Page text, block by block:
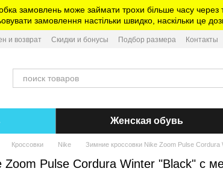
замовлень може займати трохи більше часу
замовлення настільки швидко, наскільки це
и возврат Скидки и бонусы Подбор размера Контакты
Женская обувь
Кроссовки Nike Зимние кроссовки Nike Zoom Pulse
Zoom Pulse Cordura Winter "Black" с